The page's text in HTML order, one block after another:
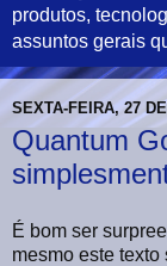
produtos,
assuntos gerais
SEXTA-FEIRA, 27
Quantum
É bom ser
mesmo este texto